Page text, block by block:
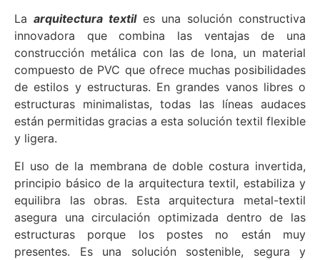
La arquitectura textiles una solución constructiva
innovadora que combina las ventajas de una
construcción metálica con las de lona, un material
compuesto de PVC que ofrece muchas posibilidades
de estilos y estructuras. En grandes vanos libres o
estructuras minimalistas, todas las líneas audaces
están permitidas gracias a esta solución textil flexible
y ligera.
El uso de la membrana de doble costura invertida,
principio básico de la arquitectura textil, estabiliza y
equilibra las obras. Esta arquitectura metal-textil
asegura una circulación optimizada dentro de las
estructuras porque los postes no están muy
presentes. Es una solución sostenible, segura y